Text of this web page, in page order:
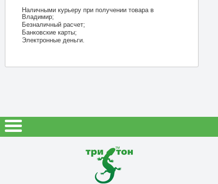
Наличными курьеру при получении товара в
Владимир;
Безналичный расчет;
Банковские карты;
Электронные деньги.